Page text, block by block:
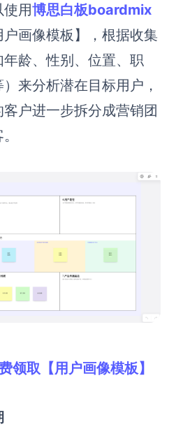
使用博思白板boardmix
户画像模板】 ，根据收集
年龄、性别 、 位置、 职
）来分析潜在目标用户，
户进一步拆分成营销团
。
领取【用户画像模板】